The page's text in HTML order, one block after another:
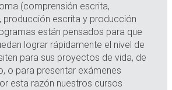
(comprensión escrita,
producción escrita y producción
están pensados para que
lograr rápidamente el nivel de
para sus proyectos de vida, de
o para presentar exámenes
esta razón nuestros cursos